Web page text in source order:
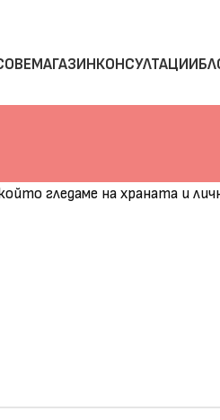
МАГАЗИНКОНСУЛТАЦИИ
гледаме на храната и